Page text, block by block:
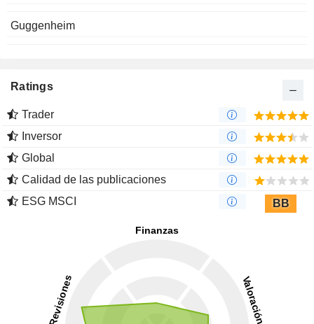
Guggenheim
Ratings
Trader
Inversor
Global
Calidad de las publicaciones
ESG MSCI
BB